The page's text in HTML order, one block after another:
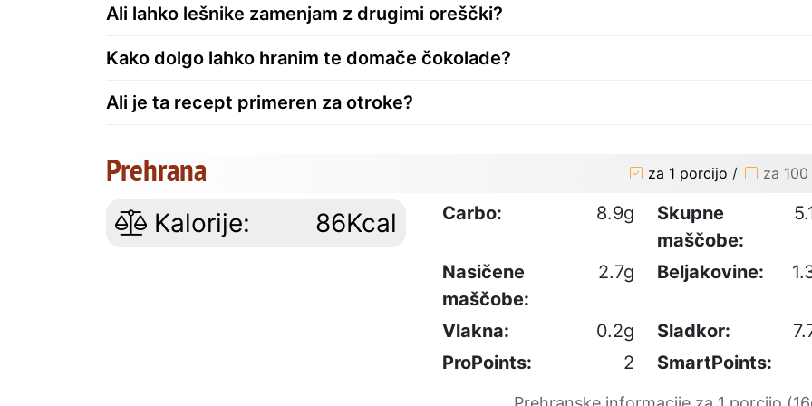
Ali lahko lešnike zamenjam z drugimi oreščki?
Kako dolgo lahko hranim te domače čokolade?
Ali je ta recept primeren za otroke?
Prehrana za 1 porcijo / za 100
Kalorije: 86Kcal Carbo: 8.9g
Skupne
maščobe:
Nasičene
maščobe:
2.7g Beljakovine:
Vlakna: 0.2g Sladkor:
ProPoints:
2 SmartPoints: